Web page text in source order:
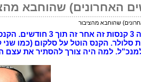
האחרונים) שהוחבא
שהוחבא מהציבור
משרד התקשורת החביא מהציבור את העובדה, שסלקום קיבלה 3
סלולר. הקנס הוטל על סלקום (כמו שני
למה היה צורך להסתיר את עצם